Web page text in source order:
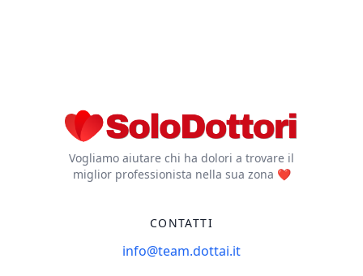
Vogliamo aiutare chi ha dolori a trovare il
miglior professionista nella sua zona ❤️
CONTATTI
info@team.dottai.it